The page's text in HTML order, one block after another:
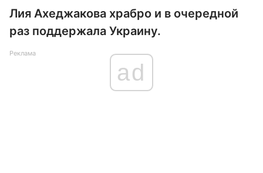
Лия Ахеджакова храбро и в очередной
раз поддержала Украину.
Реклама
ad